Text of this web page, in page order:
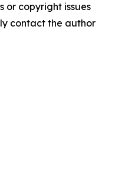
or copyright issues
contact the author